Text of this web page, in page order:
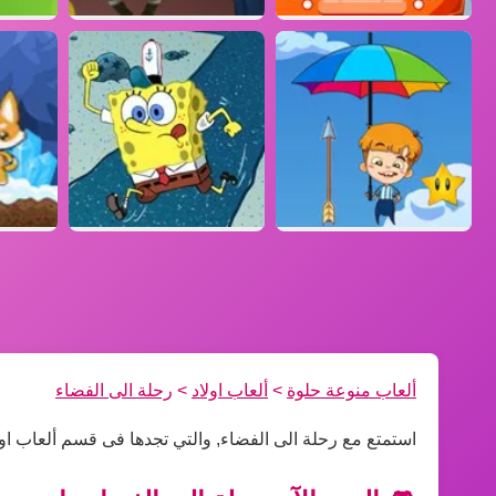
ألعاب منوعة حلوة > ألعاب اولاد > رحلة الى الفضاء
استمتع مع رحلة الى الفضاء, والتي تجدها فى قسم ألعاب